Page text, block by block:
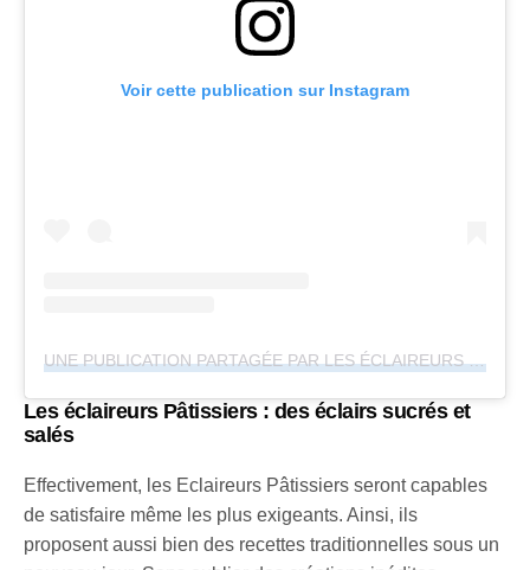
Voir cette publication sur Instagram
UNE PUBLICATION PARTAGÉE PAR LES ÉCLAIREURS PÂTISSIERS (@LESECLAIREURSPATISSIERS_LYON)
Les éclaireurs Pâtissiers : des éclairs sucrés et
salés
Effectivement, les Eclaireurs Pâtissiers seront capables
de satisfaire même les plus exigeants. Ainsi, ils
proposent aussi bien des recettes traditionnelles sous un